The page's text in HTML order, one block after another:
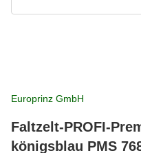
Europrinz GmbH
Faltzelt-PROFI-
königsblau PMS